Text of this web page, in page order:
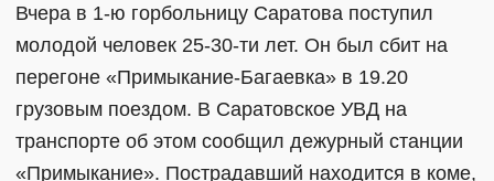
Вчера в 1-ю горбольницу Саратова поступил
молодой человек 25-30-ти лет. Он был сбит на
перегоне «Примыкание-Багаевка» в 19.20
грузовым поездом. В Саратовское УВД на
транспорте об этом сообщил дежурный станции
«Примыкание». Пострадавший находится в коме,